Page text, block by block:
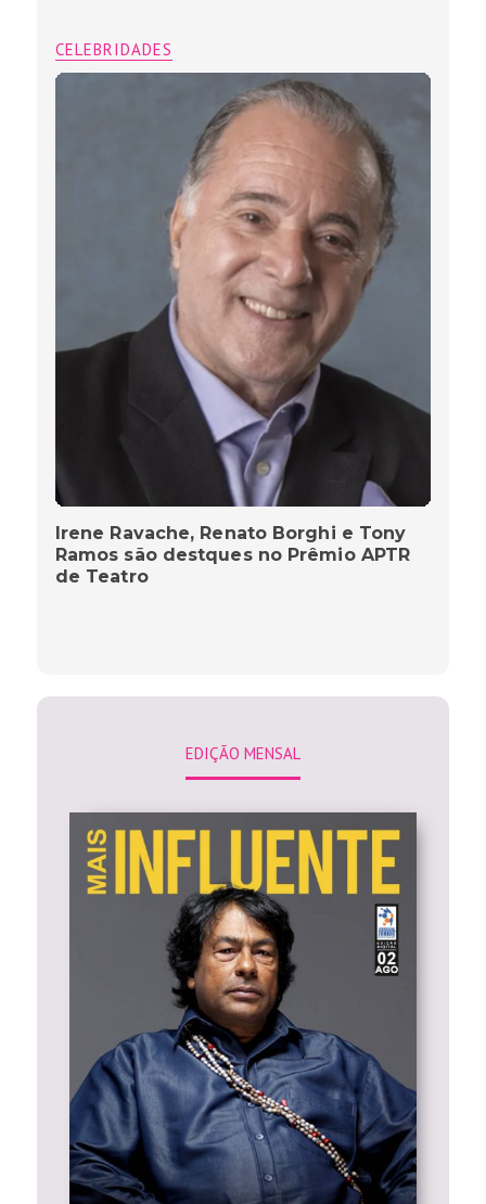
CELEBRIDADES
Irene Ravache, Renato Borghi e Tony
Ramos são destques no Prêmio APTR
de Teatro
EDIÇÃO MENSAL